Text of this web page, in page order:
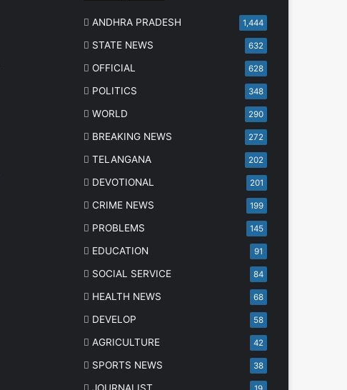
ANDHRA PRADESH 1,444
STATE NEWS 632
OFFICIAL 628
POLITICS 348
WORLD 290
BREAKING NEWS 272
TELANGANA 202
DEVOTIONAL 201
CRIME NEWS 199
PROBLEMS 145
EDUCATION 91
SOCIAL SERVICE 84
HEALTH NEWS 68
DEVELOP 58
AGRICULTURE 42
SPORTS NEWS 38